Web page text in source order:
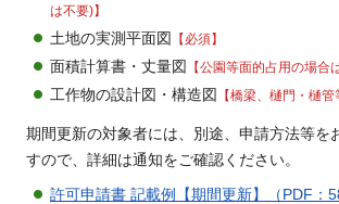
は不要)】
土地の実測平面図 【必須】
面積計算書・丈量図 【公園等面的占用の場合
工作物の設計図・構造図 【橋梁、樋門・樋管
期間更新の対象者には、別途、申請方法等を
すので、詳細は通知をご確認ください。
許可申請書 記載例【期間更新】（PDF：